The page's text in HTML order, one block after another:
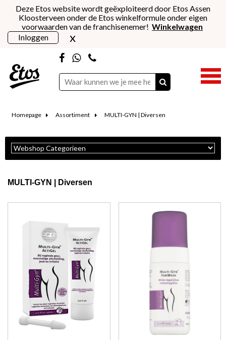
Deze Etos website wordt geëxploiteerd door Etos Assen
Kloosterveen onder de Etos winkelformule onder eigen
voorwaarden van de franchisenemer! Winkelwagen
Inloggen
x
Homepage Assortiment MULTI-GYN | Diversen
MULTI-GYN | Diversen